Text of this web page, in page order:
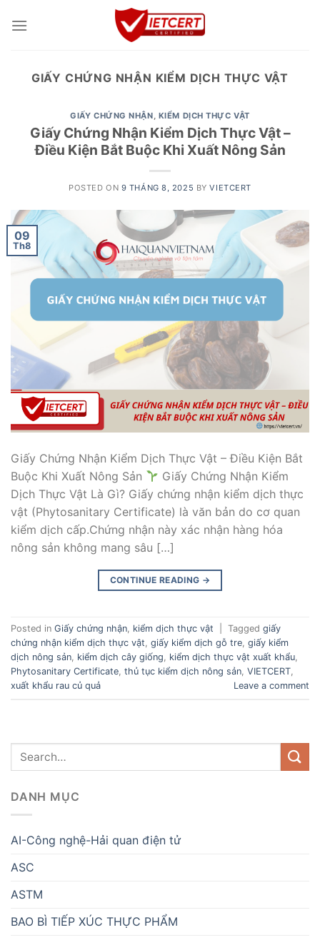
GIẤY CHỨNG NHẬN KIỂM DỊCH THỰC VẬT
GIẤY CHỨNG NHẬN, KIỂM DỊCH THỰC VẬT
Giấy Chứng Nhận Kiểm Dịch Thực Vật –
Điều Kiện Bắt Buộc Khi Xuất Nông Sản
POSTED ON 9 THÁNG 8, 2025 BYVIETCERT
09
Th8
Giấy Chứng Nhận Kiểm Dịch Thực Vật – Điều Kiện Bắt
Buộc Khi Xuất Nông Sản
Giấy Chứng Nhận Kiểm
Dịch Thực Vật Là Gì? Giấy chứng nhận kiểm dịch thực
vật (Phytosanitary Certificate) là văn bản do cơ quan
kiểm dịch cấp.Chứng nhận này xác nhận hàng hóa
nông sản không mang sâu […]
CONTINUE READING →
Posted in Giấy chứng nhận, kiểm dịch thực vật Tagged giấy
chứng nhận kiểm dịch thực vật, giấy kiểm dịch gỗ tre, giấy kiểm
dịch nông sản, kiểm dịch cây giống, kiểm dịch thực vật xuất khẩu,
Phytosanitary Certificate, thủ tục kiểm dịch nông sản, VIETCERT,
xuất khẩu rau củ quả
Leave a comment
DANH MỤC
AI-Công nghệ-Hải quan điện tử
ASC
ASTM
BAO BÌ TIẾP XÚC THỰC PHẨM